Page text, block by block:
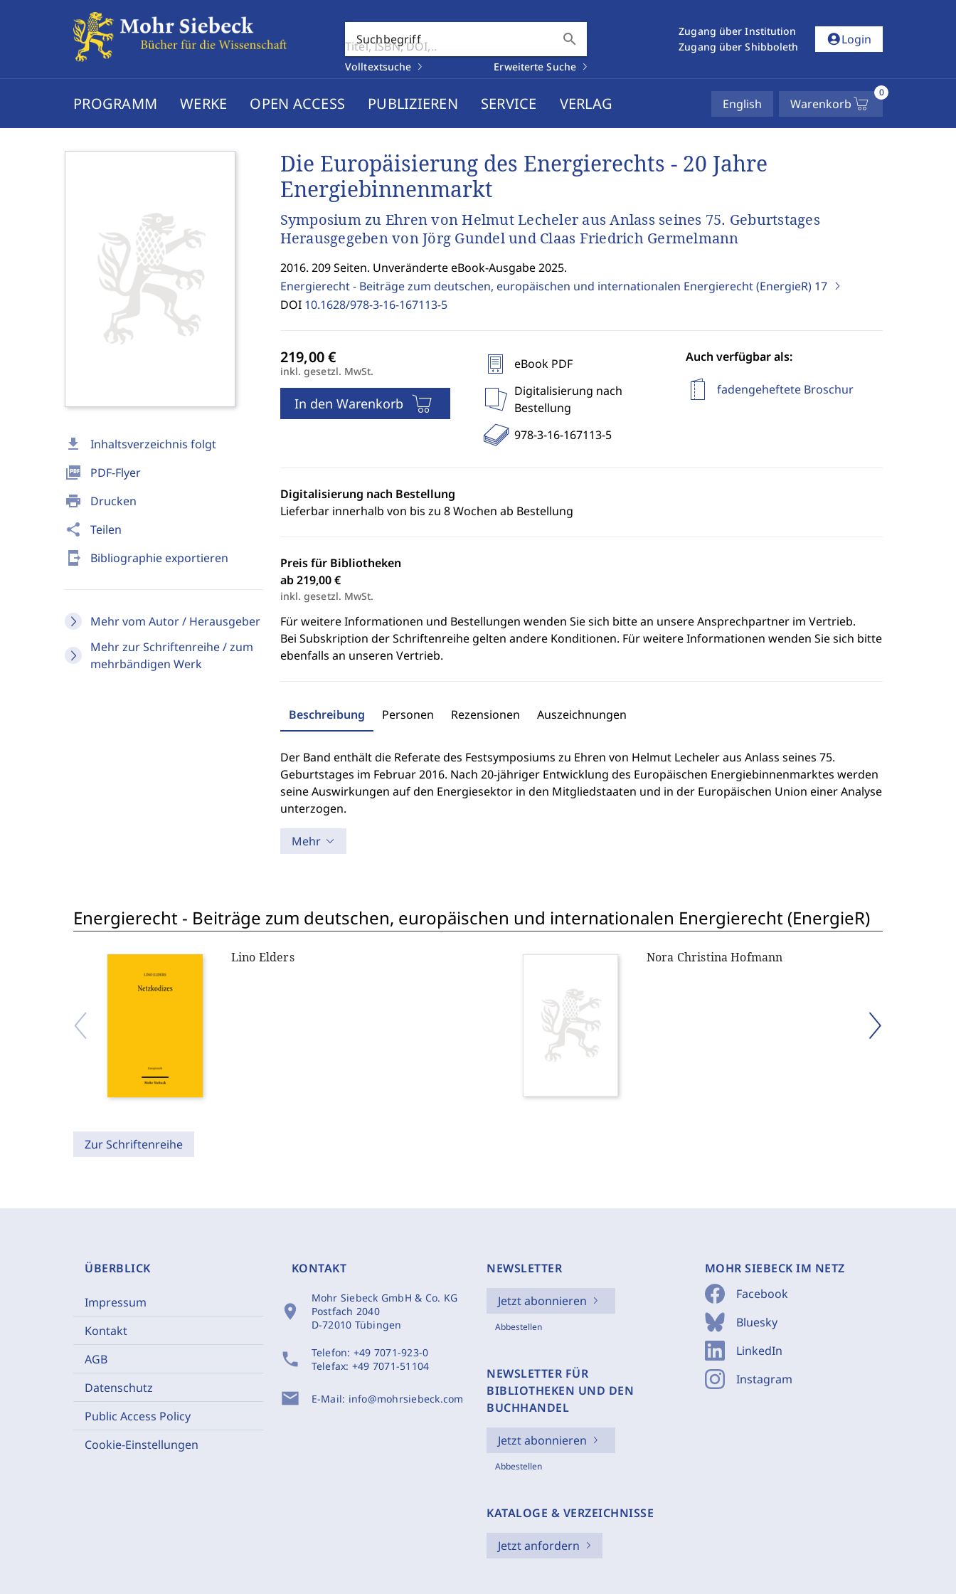
Suchbegriff search
Volltextsuche Erweiterte Suche
Zugang über Institution
Zugang über Shibboleth
account_circleLogin
PROGRAMM WERKE OPEN ACCESS PUBLIZIEREN SERVICE VERLAG English Warenkorb
0
download Inhaltsverzeichnis folgt
picture_as_pdf PDF-Flyer
print Drucken
share Teilen
send_to_mobile Bibliographie exportieren
Mehr vom Autor / Herausgeber
Mehr zur Schriftenreihe / zum
mehrbändigen Werk
Die Europäisierung des Energierechts - 20 Jahre
Energiebinnenmarkt
Symposium zu Ehren von Helmut Lecheler aus Anlass seines 75. Geburtstages
Herausgegeben von Jörg Gundel und Claas Friedrich Germelmann
2016. 209 Seiten. Unveränderte eBook-Ausgabe 2025.
Energierecht - Beiträge zum deutschen, europäischen und internationalen Energierecht (EnergieR) 17
DOI 10.1628/978-3-16-167113-5
inkl. gesetzl. MwSt.
In den Warenkorb
eBook PDF
Digitalisierung nach
Bestellung
978-3-16-167113-5
Auch verfügbar als:
fadengeheftete Broschur
Digitalisierung nach Bestellung
Lieferbar innerhalb von bis zu 8 Wochen ab Bestellung
Preis für Bibliotheken
ab 219,00 €
inkl. gesetzl. MwSt.
Für weitere Informationen und Bestellungen wenden Sie sich bitte an unsere Ansprechpartner im Vertrieb.
Bei Subskription der Schriftenreihe gelten andere Konditionen. Für weitere Informationen wenden Sie sich bitte
ebenfalls an unseren Vertrieb.
Beschreibung Personen Rezensionen Auszeichnungen
Der Band enthält die Referate des Festsymposiums zu Ehren von Helmut Lecheler aus Anlass seines 75.
Geburtstages im Februar 2016. Nach 20-jähriger Entwicklung des Europäischen Energiebinnenmarktes werden
seine Auswirkungen auf den Energiesektor in den Mitgliedstaaten und in der Europäischen Union einer Analyse
unterzogen.
Mehr
Energierecht - Beiträge zum deutschen, europäischen und internationalen Energierecht (EnergieR)
Lino Elders Nora Christina Hofmann
Zur Schriftenreihe
ÜBERBLICK
Impressum
Kontakt
AGB
Datenschutz
Public Access Policy
Cookie-Einstellungen
KONTAKT
location_on
Mohr Siebeck GmbH & Co. KG
Postfach 2040
D-72010 Tübingen
phone Telefon: +49 7071-923-0
Telefax: +49 7071-51104
mail E-Mail: info@mohrsiebeck.com
NEWSLETTER
Jetzt abonnieren
Abbestellen
NEWSLETTER FÜR
BIBLIOTHEKEN UND DEN
BUCHHANDEL
Jetzt abonnieren
Abbestellen
KATALOGE & VERZEICHNISSE
Jetzt anfordern
MOHR SIEBECK IM NETZ
Facebook
Bluesky
LinkedIn
Instagram